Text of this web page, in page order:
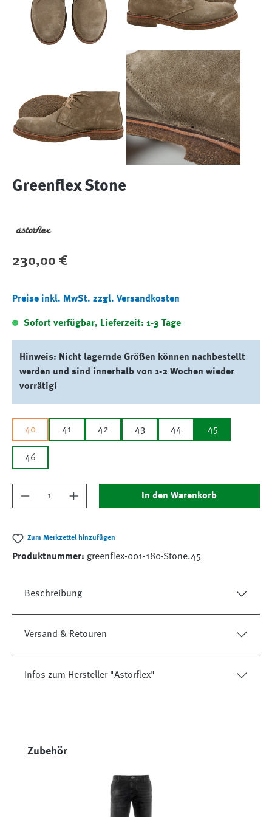
Greenflex Stone
Regulärer Preis:
230,00 €
Preise inkl. MwSt. zzgl. Versandkosten
Sofort verfügbar, Lieferzeit: 1-3 Tage
Hinweis: Nicht lagernde Größen können nachbestellt
werden und sind innerhalb von 1-2 Wochen wieder
vorrätig!
40 41 42 43 44 45
46
Produkt Anzahl: Gib den gewünschten Wert
In den Warenkorb
Zum Merkzettel hinzufügen
Produktnummer: greenflex-001-180-Stone.45
Beschreibung
Versand & Retouren
Infos zum Hersteller "Astorflex"
Produktgalerie überspringen
Zubehör